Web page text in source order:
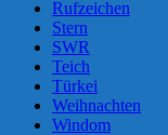
Rufzeichen
Stern
SWR
Teich
Türkei
Weihnachten
Windom